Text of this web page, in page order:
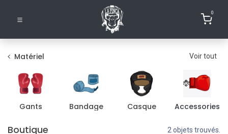
0
Matériel Voir tout
Gants Bandage Casque Accessories
Boutique 2 objets trouvés.